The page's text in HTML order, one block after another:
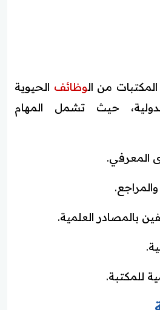
من الوظائف الحيوية
حيث تشمل المهام
المعرفي.
بالمصادر العلمية.
للمكتبة.